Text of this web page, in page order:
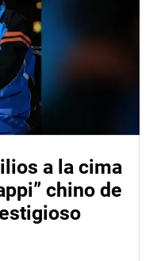
a la cima
chino de